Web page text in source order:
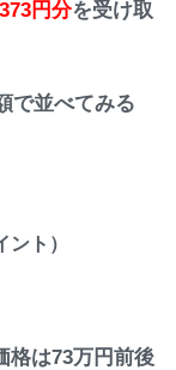
円分を受け取
で並べてみる
ト）
格は73万円前後